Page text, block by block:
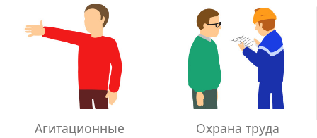
Агитационные Охрана труда